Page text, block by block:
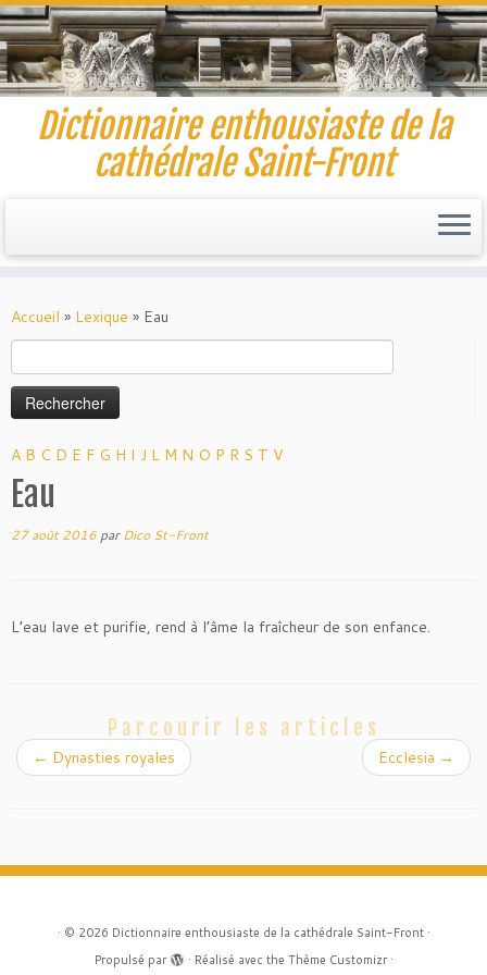
to
content
Dictionnaire enthousiaste de la
cathédrale Saint-Front
Accueil » Lexique » Eau
A B C D E F G H I J L M N O P R S T V
Eau
27 août 2016 parDico St-Front
L’eau lave et purifie, rend à l’âme la fraîcheur de son enfance.
Parcourir les articles
← Dynasties royales Ecclesia →
· © 2026 Dictionnaire enthousiaste de la cathédrale Saint-Front·
Propulsé par
· Réalisé avec the Thème Customizr·